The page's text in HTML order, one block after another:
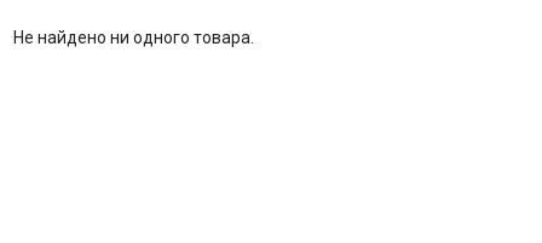
Не найдено ни одного товара.